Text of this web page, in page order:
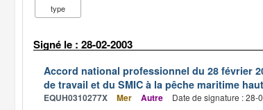
type
Signé le : 28-02-2003
Accord national professionnel du 28 février
de travail et du SMIC à la pêche maritime
EQUH0310277X Mer Autre Date de signature : 28-